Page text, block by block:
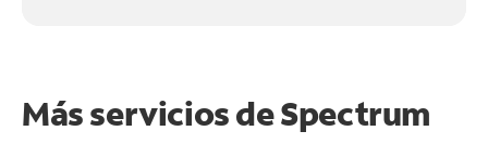
Más servicios de Spectrum